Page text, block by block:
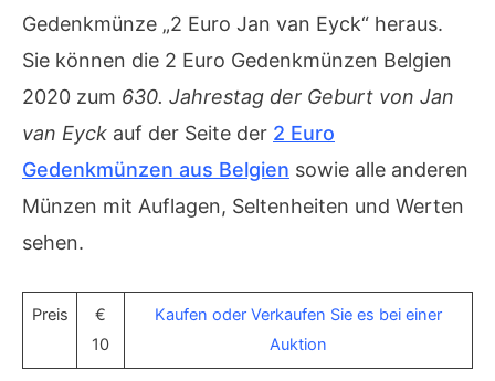
Gedenkmünze „2 Euro Jan van Eyck“ heraus.
Sie können die 2 Euro Gedenkmünzen Belgien
2020 zum 630. Jahrestag der Geburt von Jan
van Eyck auf der Seite der 2 Euro
Gedenkmünzen aus Belgien sowie alle anderen
Münzen mit Auflagen, Seltenheiten und Werten
sehen.
Preis
€
10
Kaufen oder Verkaufen Sie es bei einer
Auktion